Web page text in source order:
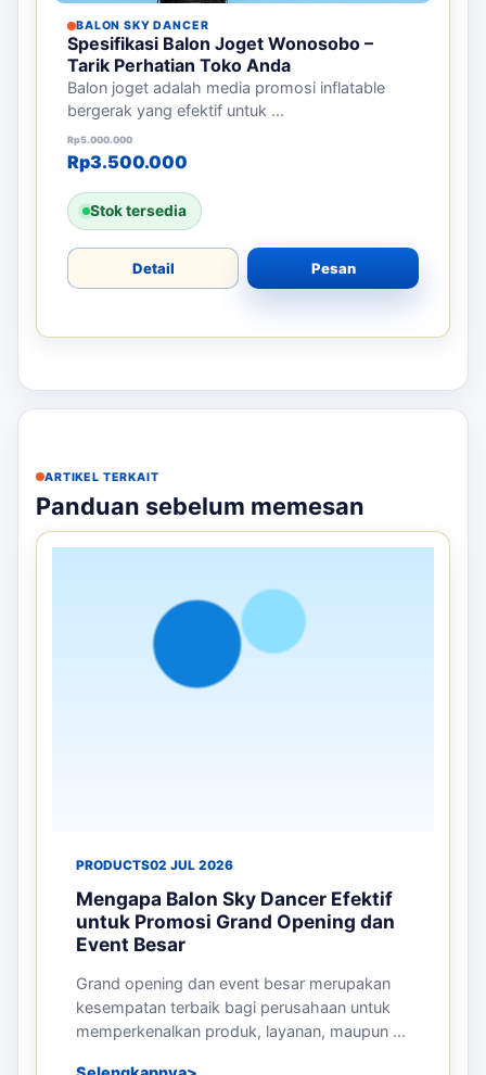
BALON SKY DANCER
Spesifikasi Balon Joget Wonosobo –
Tarik Perhatian Toko Anda
Balon joget adalah media promosi inflatable
bergerak yang efektif untuk ...
Rp5.000.000
Harga aslinya adalah: Rp5.000.000.
Rp3.500.000
Harga saat ini adalah: Rp3.500.000.
Stok tersedia
Detail Pesan
ARTIKEL TERKAIT
Panduan sebelum memesan
PRODUCTS02 JUL 2026
Mengapa Balon Sky Dancer Efektif
untuk Promosi Grand Opening dan
Event Besar
Grand opening dan event besar merupakan
kesempatan terbaik bagi perusahaan untuk
memperkenalkan produk, layanan, maupun ...